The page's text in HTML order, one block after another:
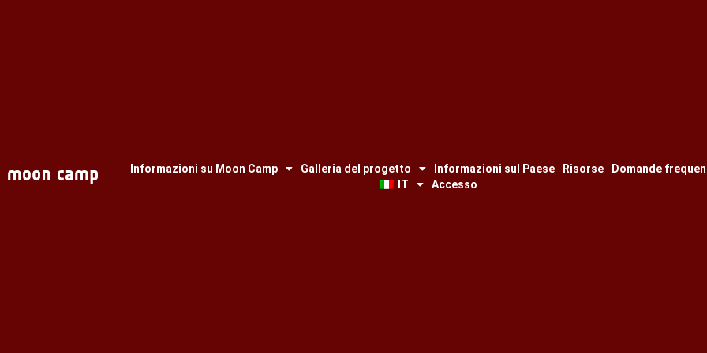
Informazioni su Moon Camp Galleria del progetto Informazioni sul Paese Risorse
Domande
IT
Accesso